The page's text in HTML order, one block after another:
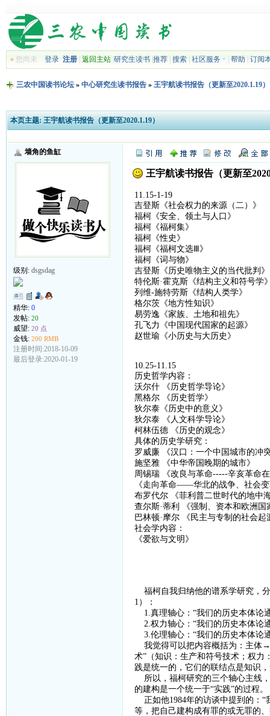
»您尚未 登录 注册| 返回主站| 研究生读书| 推荐| 搜索| 社区服务 帮助 订阅
三农中国读书论坛» 中心研究生读书报告» 王宇航读书报告（更新至2020.1.19）
本页主题: 王宇航读书报告（更新至2020.1.19）
墙角的鱼缸
级别: dsgsdag
精华: 0
发帖: 20
威望: 20 点
金钱: 200 RMB
注册时间:2018-10-09
最后登录:2020-01-19
王宇航读书报告（更新至
11.15-1-19
吉登斯《社会权力的来源（二）》
福柯《安全、领土与人口》
福柯《福柯集》
福柯《性史》
福柯《福柯文选Ⅲ》
福柯《词与物》
吉登斯《历史唯物主义的当代批判》
特伦斯·霍克斯《结构主义和符号学
列维-施特劳斯《结构人类学》
格尔茨《地方性知识》
易劳逸《家族、土地和祖先》
孔飞力《中国现代国家的起源》
赵世瑜《小历史与大历史》
10.25-11.15
历史哲学内容：
沃尔什
《 历史哲学导论》
黑格尔
《 历史哲学》
狄尔泰《历史中的意义》
狄尔泰
《 人文科学导论》
柯林伍德
《 历史的观念》
具体的历史学研究：
罗威廉
《汉口：一个中国城市的冲
施坚雅
《中华帝国晚期的城市》
周锡瑞
《改良与革命-----辛亥革命
《走向革命——华北的战争、社会
布罗代尔
《菲利普二世时代的地中
查尔斯·蒂利 《强制、资本和欧洲国
巴林顿· 摩尔 《 民主与专制的社会起
社会学内容：
《爱欲与文明》
福柯自我归纳他的谱系学研究，
1 ）：
1. 真理轴心：“我们的历史本体论
2. 权力轴心：“我们的历史本体论
3. 伦理轴心：“我们的历史本体论
我觉得可以把内容概括为：主体→
术”（知识：生产和符号技术；权
践是统一的，它们的联结点是知识
所以，福柯研究的三个轴心主线
的建构是一个统一于“实践”的过程。
正如他1984年的访谈中提到的：
等，把自己建构成有罪的或无罪的